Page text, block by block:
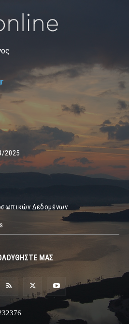
2025
Δεδομένων
ΜΑΣ